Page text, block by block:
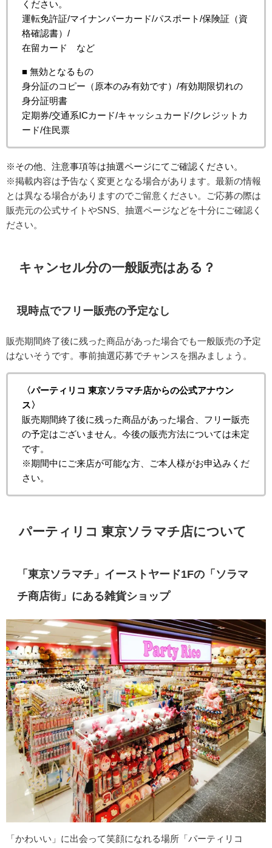
ください。
運転免許証/マイナンバーカード/パスポート/保険証（資
格確認書）/
在留カード など
■ 無効となるもの
身分証のコピー（原本のみ有効です）/有効期限切れの
身分証明書
定期券/交通系ICカード/キャッシュカード/クレジットカ
ード/住民票
※その他、注意事項等は抽選ページにてご確認ください。
※掲載内容は予告なく変更となる場合があります。最新の情報
とは異なる場合がありますのでご留意ください。ご応募の際は
販売元の公式サイトやSNS、抽選ページなどを十分にご確認く
ださい。
キャンセル分の一般販売はある？
現時点でフリー販売の予定なし
販売期間終了後に残った商品があった場合でも一般販売の予定
はないそうです。事前抽選応募でチャンスを掴みましょう。
〈パーティリコ 東京ソラマチ店からの公式アナウン
ス〉
販売期間終了後に残った商品があった場合、フリー販売
の予定はございません。今後の販売方法については未定
です。
※期間中にご来店が可能な方、ご本人様がお申込みくだ
さい。
パーティリコ 東京ソラマチ店について
「東京ソラマチ」イーストヤード1Fの「ソラマ
チ商店街」にある雑貨ショップ
「かわいい」に出会って笑顔になれる場所「パーティリコ